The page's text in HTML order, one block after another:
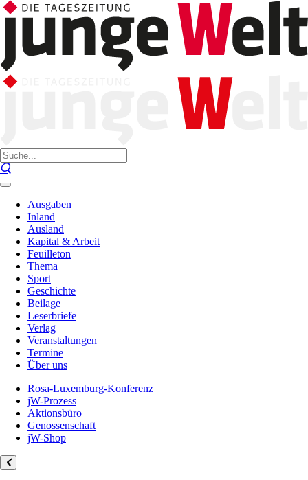
Ausgaben
Inland
Ausland
Kapital & Arbeit
Feuilleton
Thema
Sport
Geschichte
Beilage
Leserbriefe
Verlag
Veranstaltungen
Termine
Über uns
Rosa-Luxemburg-Konferenz
jW-Prozess
Aktionsbüro
Genossenschaft
jW-Shop